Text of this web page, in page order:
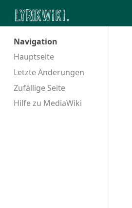
Navigation
Hauptseite
Letzte Änderungen
Zufällige Seite
Hilfe zu MediaWiki